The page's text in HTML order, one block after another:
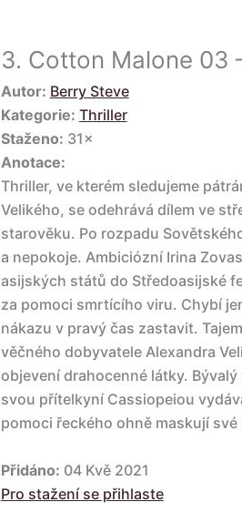
3. Cotton Malone 03
Autor: Berry Steve
Kategorie: Thriller
Staženo: 31×
Anotace:
Thriller, ve kterém sledujeme
Velikého, se odehrává dílem ve
starověku. Po rozpadu
a nepokoje. Ambiciózní Irina
asijských států do Středoasijské
za pomoci smrtícího viru. Chybí
nákazu v pravý čas zastavit.
věčného dobyvatele Alexandra
objevení drahocenné látky.
svou přítelkyní Cassiopeiou
pomoci řeckého ohně maskují své
Přidáno: 04 Kvě 2021
Pro stažení se přihlaste